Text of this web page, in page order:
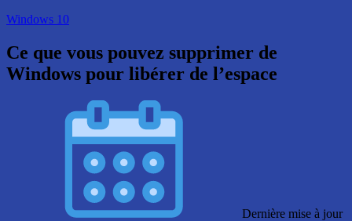
Windows 10
Ce que vous pouvez supprimer de
Windows pour libérer de l’espace
Dernière mise à jour